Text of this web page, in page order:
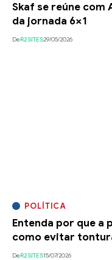
Skaf se reúne
da jornada 6×1
DeR2SITES29/05/2026
POLÍTICA
Entenda por que a
como evitar
DeR2SITES15/07/2026